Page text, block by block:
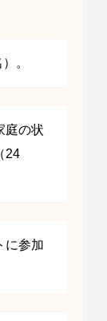
。
庭の状
24
に参加